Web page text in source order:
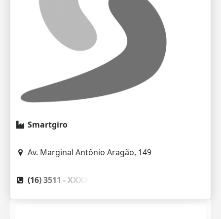
Smartgiro
Av. Marginal Antônio Aragão, 149
(16) 3511 -XXXX